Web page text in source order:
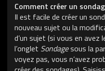
Comment créer un
Il est facile de créer un
nouveau sujet ou la
d’un sujet (si vous en avez
l’onglet Sondagesous la
voyez pas, vous n’avez